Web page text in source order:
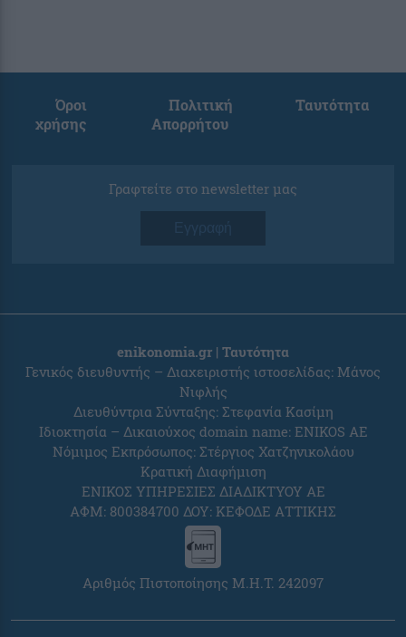
Όροι
χρήσης
Πολιτική
Απορρήτου
Ταυτότητα
Γραφτείτε στο newsletter μας
Εγγραφή
enikonomia.gr | Ταυτότητα
Γενικός διευθυντής – Διαχειριστής ιστοσελίδας: Μάνος
Νιφλής
Διευθύντρια Σύνταξης: Στεφανία Κασίμη
Ιδιοκτησία – Δικαιούχος domain name: ENIKOS AE
Νόμιμος Εκπρόσωπος: Στέργιος Χατζηνικολάου
Κρατική Διαφήμιση
ΕΝΙΚΟΣ ΥΠΗΡΕΣΙΕΣ ΔΙΑΔΙΚΤΥΟΥ ΑΕ
ΑΦΜ: 800384700 ΔΟΥ: ΚΕΦΟΔΕ ΑΤΤΙΚΗΣ
Αριθμός Πιστοποίησης Μ.Η.Τ. 242097